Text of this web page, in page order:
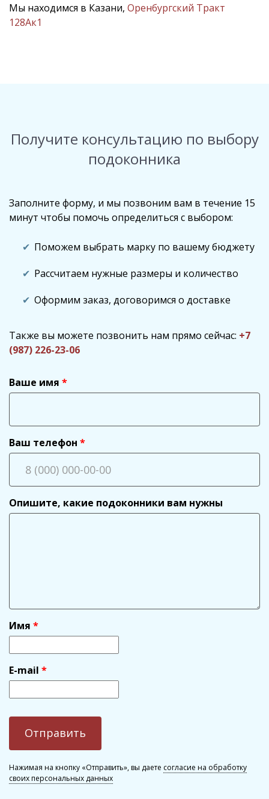
Мы находимся в Казани, Оренбургский Тракт
128Ак1
Получите консультацию по выбору
подоконника
Заполните форму, и мы позвоним вам в течение 15
минут чтобы помочь определиться с выбором:
Поможем выбрать марку по вашему бюджету
Рассчитаем нужные размеры и количество
Оформим заказ, договоримся о доставке
Также вы можете позвонить нам прямо сейчас: +7
(987) 226-23-06
Ваше имя
Ваш телефон
Опишите, какие подоконники вам нужны
Имя
E-mail
Нажимая на кнопку «Отправить», вы даете согласие на обработку
своих персональных данных